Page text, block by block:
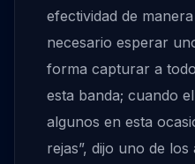
efectividad de
necesario esperar
forma capturar a
esta banda; cuando
algunos en esta
rejas”, dijo uno de